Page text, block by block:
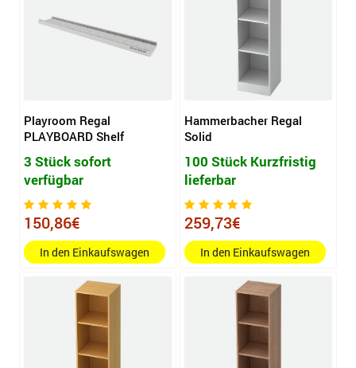
Playroom Regal
PLAYBOARD Shelf
3 Stück sofort
verfügbar
150,86€
In den Einkaufswagen
Hammerbacher Regal
Solid
100 Stück Kurzfristig
lieferbar
259,73€
In den Einkaufswagen